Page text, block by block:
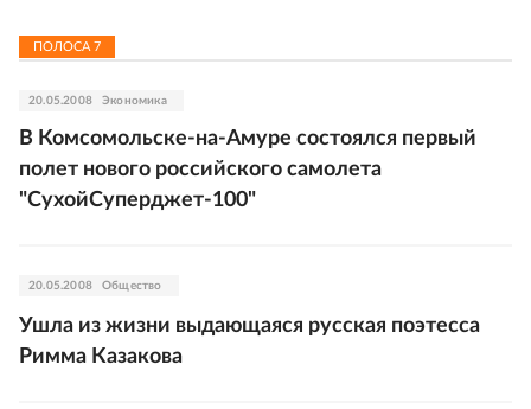
ПОЛОСА 7
20.05.2008 Экономика
В Комсомольске-на-Амуре состоялся первый
полет нового российского самолета
"СухойСуперджет-100"
20.05.2008 Общество
Ушла из жизни выдающаяся русская поэтесса
Римма Казакова